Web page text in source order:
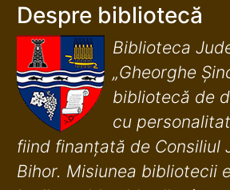
Despre bibliotecă
Biblioteca
„Gheorghe
bibliotecă de
cu
fiind finanţată de Consiliul
Bihor. Misiunea bibliotecii